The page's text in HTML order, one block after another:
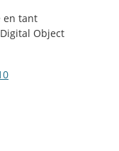
en tant
Object